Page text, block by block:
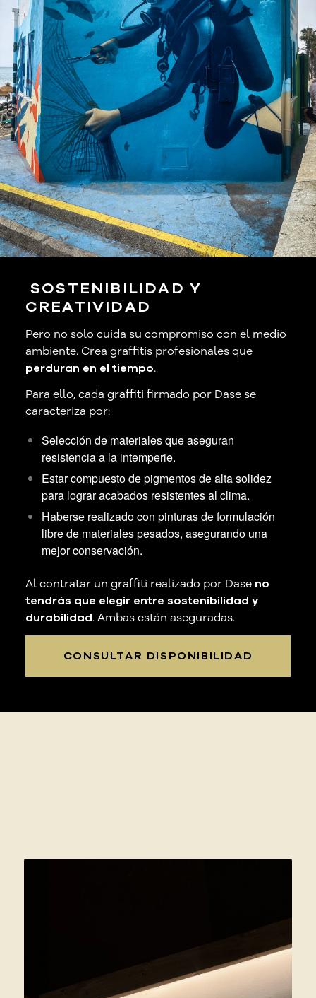
SOSTENIBILIDAD Y
CREATIVIDAD
Pero no solo cuida su compromiso con el medio
ambiente. Crea graffitis profesionales que
perduran en el tiempo.
Para ello, cada graffiti firmado por Dase se
caracteriza por:
Selección de materiales que aseguran
resistencia a la intemperie.
Estar compuesto de pigmentos de alta solidez
para lograr acabados resistentes al clima.
Haberse realizado con pinturas de formulación
libre de materiales pesados, asegurando una
mejor conservación.
Al contratar un graffiti realizado por Dase no
tendrás que elegir entre sostenibilidad y
durabilidad. Ambas están aseguradas.
CONSULTAR DISPONIBILIDAD